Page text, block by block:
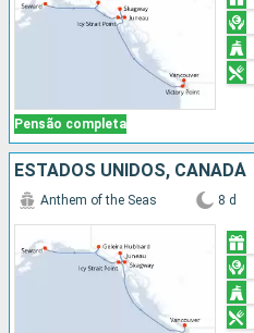
Pensão completa
ESTADOS UNIDOS, CANADÁ
Anthem of the Seas 8 d